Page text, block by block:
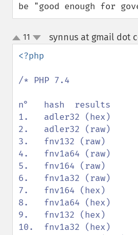
be "good enough for
up
down
11 synnus at gmail dot
<?php
/* PHP 7.4
n°   hash  results
1.   adler32 (hex)
2.   adler32 (raw)
3.   fnv132 (raw)
4.   fnv1a64 (raw)
5.   fnv164 (raw)
6.   fnv1a32 (raw)
7.   fnv164 (hex)
8.   fnv1a64 (hex)
9.   fnv132 (hex)
10.  fnv1a32 (hex)